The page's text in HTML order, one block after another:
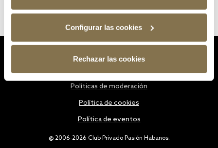
Configurar las cookies
Rechazar las cookies
@ 2006-2026 Club Privado Pasión Habanos.
Políticas de moderación
Política de cookies
Política de eventos